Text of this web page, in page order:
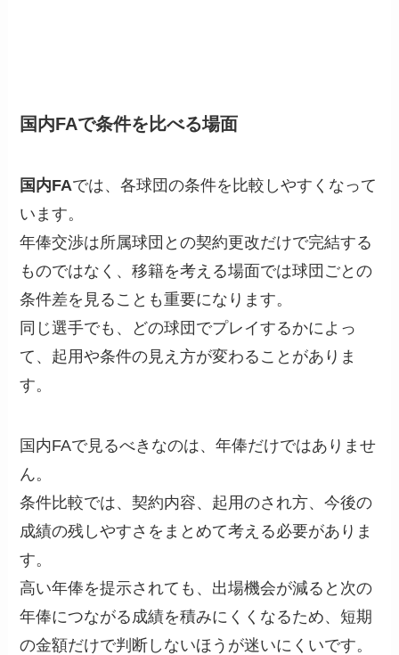
国内FAで条件を比べる場面
国内FAでは、各球団の条件を比較しやすくなって
います。
年俸交渉は所属球団との契約更改だけで完結する
ものではなく、移籍を考える場面では球団ごとの
条件差を見ることも重要になります。
同じ選手でも、どの球団でプレイするかによっ
て、起用や条件の見え方が変わることがありま
す。
国内FAで見るべきなのは、年俸だけではありませ
ん。
条件比較では、契約内容、起用のされ方、今後の
成績の残しやすさをまとめて考える必要がありま
す。
高い年俸を提示されても、出場機会が減ると次の
年俸につながる成績を積みにくくなるため、短期
の金額だけで判断しないほうが迷いにくいです。